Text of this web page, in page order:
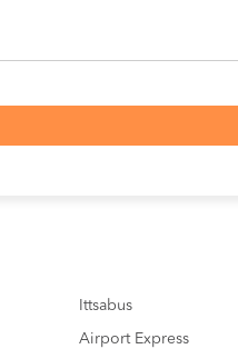
Ittsabus
Airport Express